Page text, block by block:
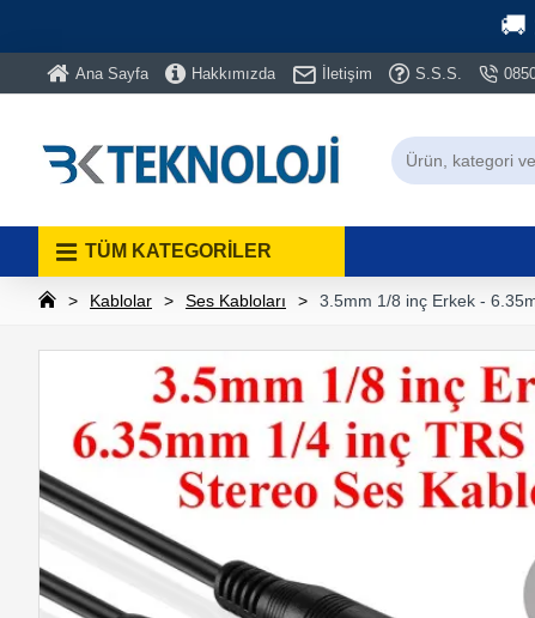
🚚
Ana Sayfa Hakkımızda İletişim S.S.S.
TÜM KATEGORİLER
Kablolar Ses Kabloları 3.5mm 1/8 inç Erkek -